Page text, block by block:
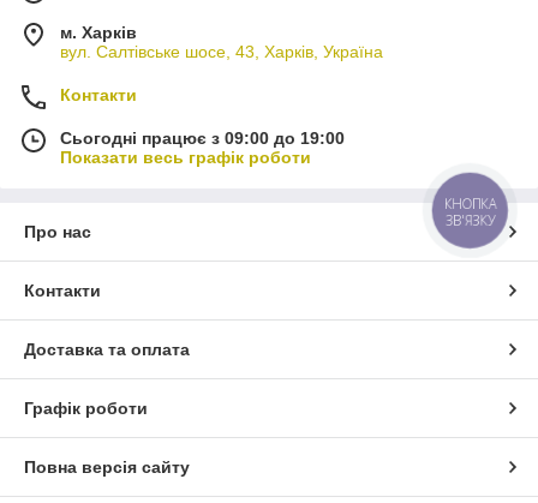
м. Харків
вул. Салтівське шосе, 43, Харків, Україна
Контакти
Сьогодні працює з 09:00 до 19:00
Показати весь графік роботи
Про нас
Контакти
Доставка та оплата
Графік роботи
Повна версія сайту
КНОПКА
ЗВ'ЯЗКУ